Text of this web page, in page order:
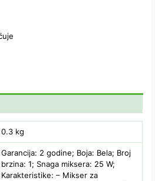
0.3 kg
Garancija: 2 godine; Boja: Bela; Broj
brzina: 1; Snaga miksera: 25 W;
Karakteristike: – Mikser za